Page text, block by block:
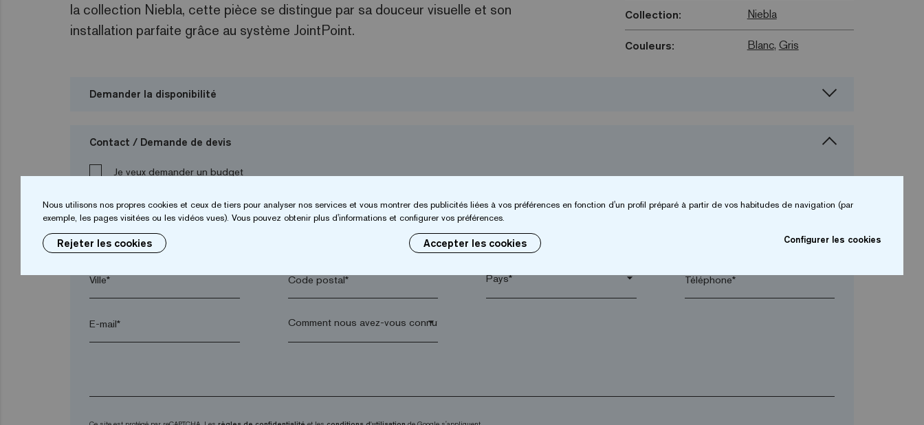
la collection Niebla, cette pièce se distingue par sa douceur visuelle et son
installation parfaite grâce au système JointPoint.
Collection: Niebla
Couleurs: Blanc, Gris
Demander la disponibilité
Contact / Demande de devis
Je veux demander un budget
Prénom* Entreprise* arrow_drop_down
Ville* Code postal* arrow_drop_down Téléphone*
E-mail* arrow_drop_down
Nous utilisons nos propres cookies et ceux de tiers pour analyser nos services et vous montrer des publicités liées à vos préférences en fonction d'un profil préparé à partir de vos habitudes de navigation (par
exemple, les pages visitées ou les vidéos vues). Vous pouvez obtenir plus d'informations et configurer vos préférences.
Rejeter les cookies Accepter les cookies Configurer les cookies